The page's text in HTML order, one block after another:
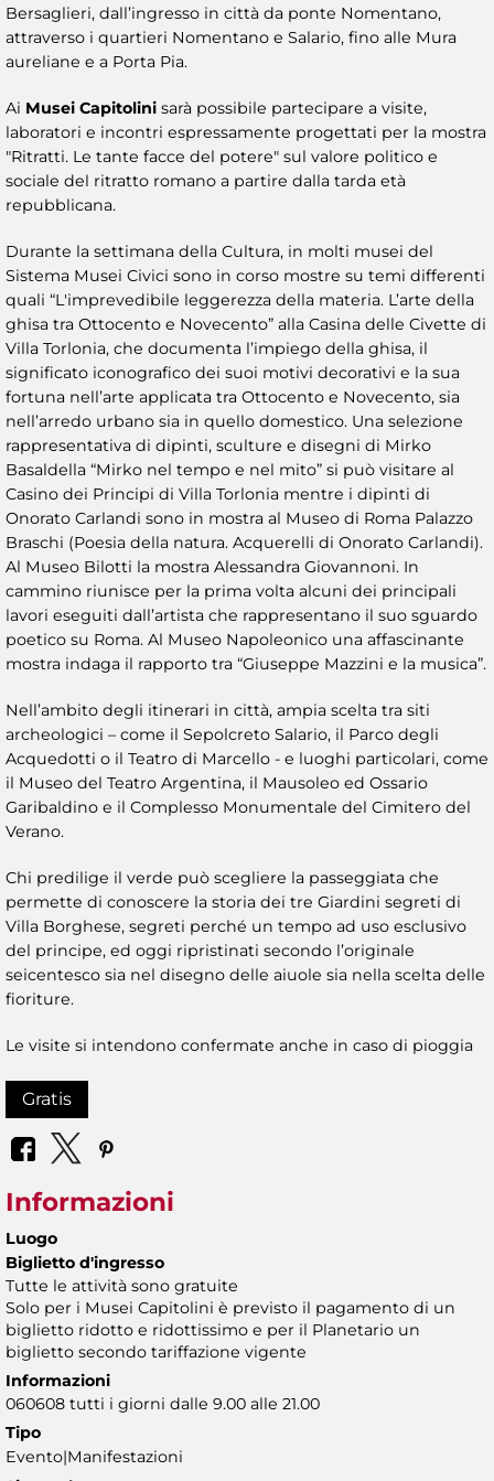
Bersaglieri, dall’ingresso in città da ponte Nomentano,
attraverso i quartieri Nomentano e Salario, fino alle Mura
aureliane e a Porta Pia.
Ai Musei Capitolini sarà possibile partecipare a visite,
laboratori e incontri espressamente progettati per la mostra
"Ritratti. Le tante facce del potere" sul valore politico e
sociale del ritratto romano a partire dalla tarda età
repubblicana.
Durante la settimana della Cultura, in molti musei del
Sistema Musei Civici sono in corso mostre su temi differenti
quali “L'imprevedibile leggerezza della materia. L’arte della
ghisa tra Ottocento e Novecento” alla Casina delle Civette di
Villa Torlonia, che documenta l’impiego della ghisa, il
significato iconografico dei suoi motivi decorativi e la sua
fortuna nell’arte applicata tra Ottocento e Novecento, sia
nell’arredo urbano sia in quello domestico. Una selezione
rappresentativa di dipinti, sculture e disegni di Mirko
Basaldella “Mirko nel tempo e nel mito” si può visitare al
Casino dei Principi di Villa Torlonia mentre i dipinti di
Onorato Carlandi sono in mostra al Museo di Roma Palazzo
Braschi (Poesia della natura. Acquerelli di Onorato Carlandi).
Al Museo Bilotti la mostra Alessandra Giovannoni. In
cammino riunisce per la prima volta alcuni dei principali
lavori eseguiti dall’artista che rappresentano il suo sguardo
poetico su Roma. Al Museo Napoleonico una affascinante
mostra indaga il rapporto tra “Giuseppe Mazzini e la musica”.
Nell’ambito degli itinerari in città, ampia scelta tra siti
archeologici – come il Sepolcreto Salario, il Parco degli
Acquedotti o il Teatro di Marcello - e luoghi particolari, come
il Museo del Teatro Argentina, il Mausoleo ed Ossario
Garibaldino e il Complesso Monumentale del Cimitero del
Verano.
Chi predilige il verde può scegliere la passeggiata che
permette di conoscere la storia dei tre Giardini segreti di
Villa Borghese, segreti perché un tempo ad uso esclusivo
del principe, ed oggi ripristinati secondo l’originale
seicentesco sia nel disegno delle aiuole sia nella scelta delle
fioriture.
Le visite si intendono confermate anche in caso di pioggia
Gratis
Informazioni
Luogo
Biglietto d'ingresso
Tutte le attività sono gratuite
Solo per i Musei Capitolini è previsto il pagamento di un
biglietto ridotto e ridottissimo e per il Planetario un
biglietto secondo tariffazione vigente
Informazioni
060608 tutti i giorni dalle 9.00 alle 21.00
Tipo
Evento|Manifestazioni